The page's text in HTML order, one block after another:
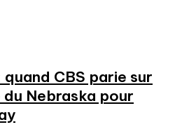
CBS parie sur
Nebraska pour